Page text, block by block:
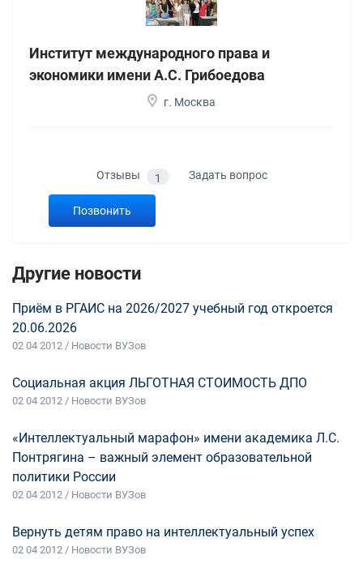
Институт международного права и
экономики имени А.С. Грибоедова
г. Москва
Отзывы 1 Задать вопрос
Позвонить
Другие новости
Приём в РГАИС на 2026/2027 учебный год откроется
20.06.2026
02 04 2012 / Новости ВУЗов
Социальная акция ЛЬГОТНАЯ СТОИМОСТЬ ДПО
02 04 2012 / Новости ВУЗов
«Интеллектуальный марафон» имени академика Л.С.
Понтрягина – важный элемент образовательной
политики России
02 04 2012 / Новости ВУЗов
Вернуть детям право на интеллектуальный успех
02 04 2012 / Новости ВУЗов